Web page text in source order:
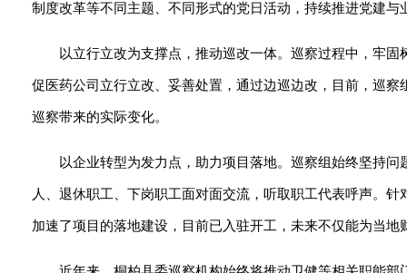
制度改革等不同主题、不同形式的党日活动，持续推进党建
以立行立改为支撑点，推动巡改一体。巡察过程中，牢
促医药公司立行立改、妥善处置，通过边巡边改，目前，巡
巡察带来的实际变化。
以企业转型为发力点，助力项目落地。巡察组始终坚持
人、退休职工、下岗职工面对面交流，听取职工代表呼声。
加速了项目的落地建设，目前已入驻开工，未来不仅能为当